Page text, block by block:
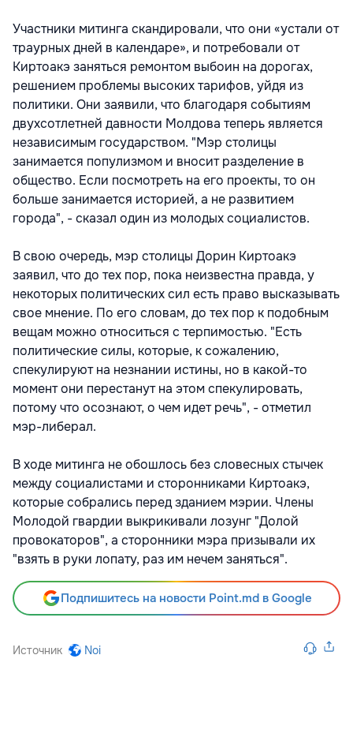
Участники митинга скандировали, что они «устали от
траурных дней в календаре», и потребовали от
Киртоакэ заняться ремонтом выбоин на дорогах,
решением проблемы высоких тарифов, уйдя из
политики. Они заявили, что благодаря событиям
двухсотлетней давности Молдова теперь является
независимым государством. "Мэр столицы
занимается популизмом и вносит разделение в
общество. Если посмотреть на его проекты, то он
больше занимается историей, а не развитием
города", - сказал один из молодых социалистов.
В свою очередь, мэр столицы Дорин Киртоакэ
заявил, что до тех пор, пока неизвестна правда, у
некоторых политических сил есть право высказывать
свое мнение. По его словам, до тех пор к подобным
вещам можно относиться с терпимостью. "Есть
политические силы, которые, к сожалению,
спекулируют на незнании истины, но в какой-то
момент они перестанут на этом спекулировать,
потому что осознают, о чем идет речь", - отметил
мэр-либерал.
В ходе митинга не обошлось без словесных стычек
между социалистами и сторонниками Киртоакэ,
которые собрались перед зданием мэрии. Члены
Молодой гвардии выкрикивали лозунг "Долой
провокаторов", а сторонники мэра призывали их
"взять в руки лопату, раз им нечем заняться".
Подпишитесь на новости Point.md в Google
Источник Noi